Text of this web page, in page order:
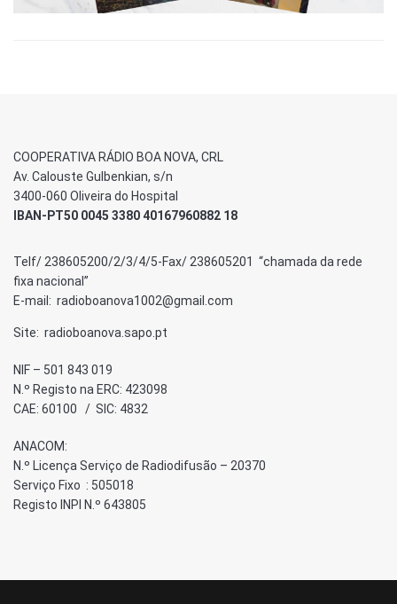
COOPERATIVA RÁDIO BOA NOVA, CRL
Av. Calouste Gulbenkian, s/n
3400-060 Oliveira do Hospital
IBAN-PT50 0045 3380 40167960882 18
Telf/ 238605200/2/3/4/5-Fax/ 238605201 “chamada da rede
fixa nacional”
E-mail: radioboanova1002@gmail.com
Site: radioboanova.sapo.pt
NIF – 501 843 019
N.º Registo na ERC: 423098
CAE: 60100 / SIC: 4832
ANACOM:
N.º Licença Serviço de Radiodifusão – 20370
Serviço Fixo : 505018
Registo INPI N.º 643805